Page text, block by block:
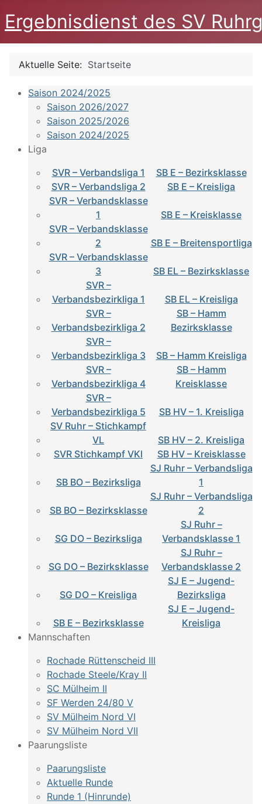
Ergebnisdienst des SV
Aktuelle Seite: Startseite
Saison 2024/2025
Saison 2026/2027
Saison 2025/2026
Saison 2024/2025
Liga
SVR – Verbandsliga 1
SB E – Bezirksklasse
SVR – Verbandsliga 2
SB E – Kreisliga
SVR – Verbandsklasse
1
SB E – Kreisklasse
SVR – Verbandsklasse
2
SB E – Breitensportliga
SVR – Verbandsklasse
3
SB EL – Bezirksklasse
SVR –
Verbandsbezirkliga 1
SB EL – Kreisliga
SVR –
Verbandsbezirkliga 2
SB – Hamm
Bezirksklasse
SVR –
Verbandsbezirkliga 3
SB – Hamm Kreisliga
SVR –
Verbandsbezirkliga 4
SB – Hamm
Kreisklasse
SVR –
Verbandsbezirkliga 5
SB HV – 1. Kreisliga
SV Ruhr – Stichkampf
VL
SB HV – 2. Kreisliga
SVR Stichkampf VKl
SB HV – Kreisklasse
SB BO – Bezirksliga
SJ Ruhr – Verbandsliga
1
SB BO – Bezirksklasse
SJ Ruhr – Verbandsliga
2
SG DO – Bezirksliga
SJ Ruhr –
Verbandsklasse 1
SG DO – Bezirksklasse
SJ Ruhr –
Verbandsklasse 2
SG DO – Kreisliga
SJ E – Jugend-
Bezirksliga
SB E – Bezirksklasse
SJ E – Jugend-
Kreisliga
Mannschaften
Rochade Rüttenscheid III
Rochade Steele/Kray II
SC Mülheim II
SF Werden 24/80 V
SV Mülheim Nord VI
SV Mülheim Nord VII
Paarungsliste
Paarungsliste
Aktuelle Runde
Runde 1 (Hinrunde)